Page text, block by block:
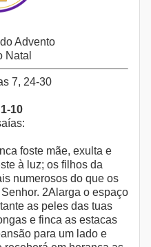
Advento
Natal
7, 24-30
10
foste mãe, exulta e
à luz; os filhos da
numerosos do que os
2Alarga o espaço
as peles das tuas
e finca as estacas
para um lado e